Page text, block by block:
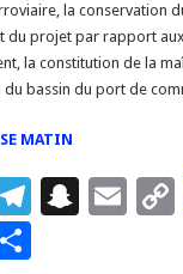
la conservation
du projet par rapport
la constitution de la
bassin du port de
MATIN
Bl
T
S
E
G